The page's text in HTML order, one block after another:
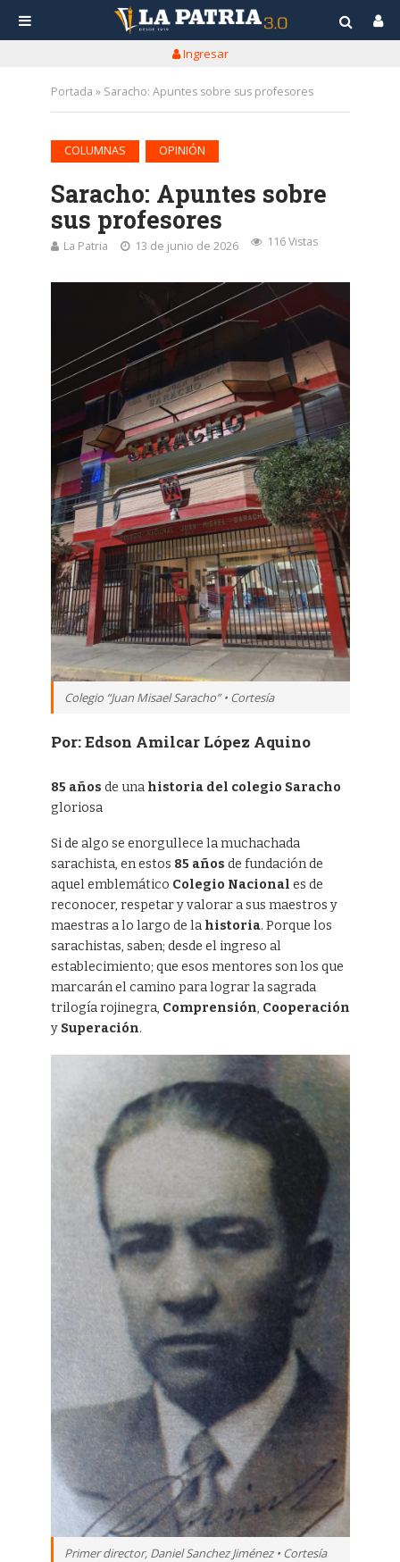
Ingresar
Portada » Saracho: Apuntes sobre sus profesores
COLUMNAS OPINIÓN
Saracho: Apuntes sobre
sus profesores
La Patria 13 de junio de 2026 116 Vistas
Colegio “Juan Misael Saracho” • Cortesía
Por: Edson Amilcar López Aquino
85 años de una historia del colegio Saracho
gloriosa
Si de algo se enorgullece la muchachada
sarachista, en estos 85 años de fundación de
aquel emblemático Colegio Nacional es de
reconocer, respetar y valorar a sus maestros y
maestras a lo largo de la historia. Porque los
sarachistas, saben; desde el ingreso al
establecimiento; que esos mentores son los que
marcarán el camino para lograr la sagrada
trilogía rojinegra, Comprensión, Cooperación
y Superación.
Primer director, Daniel Sanchez Jiménez • Cortesía